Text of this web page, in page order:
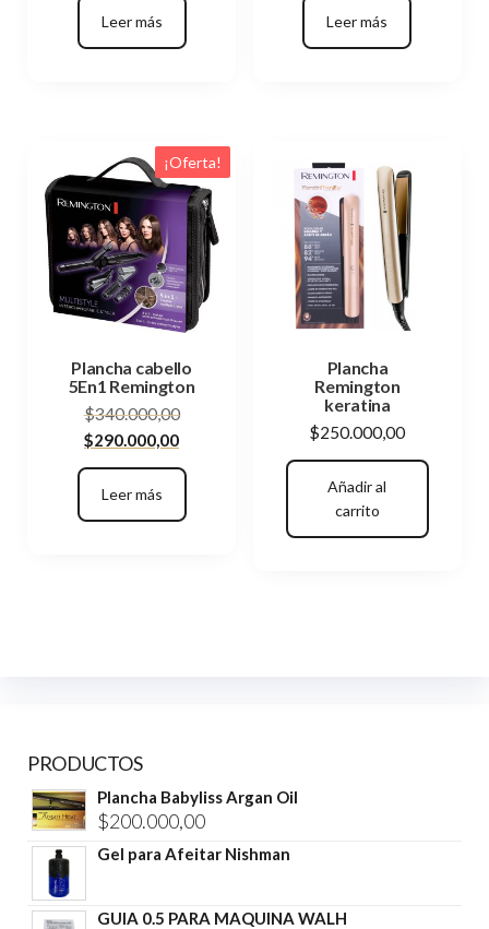
Leer más Leer más
¡Oferta!
Plancha cabello
5En1 Remington
$340.000,00El
precio
original
$340.000,00.
$290.000,00El
precio
es:
Leer más
Plancha
Remington
keratina
$250.000,00
Añadir al
carrito
PRODUCTOS
Plancha Babyliss Argan Oil
$200.000,00
Gel para Afeitar Nishman
GUIA 0.5 PARA MAQUINA WALH